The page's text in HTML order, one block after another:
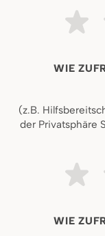
WIE
(z.B.
der Privatsphäre
WIE